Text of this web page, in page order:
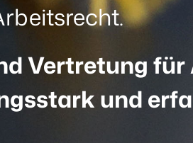
Vertretung
und